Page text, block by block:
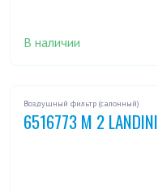
В наличии
Воздушный фильтр (салонный)
6516773 M 2 LANDINI